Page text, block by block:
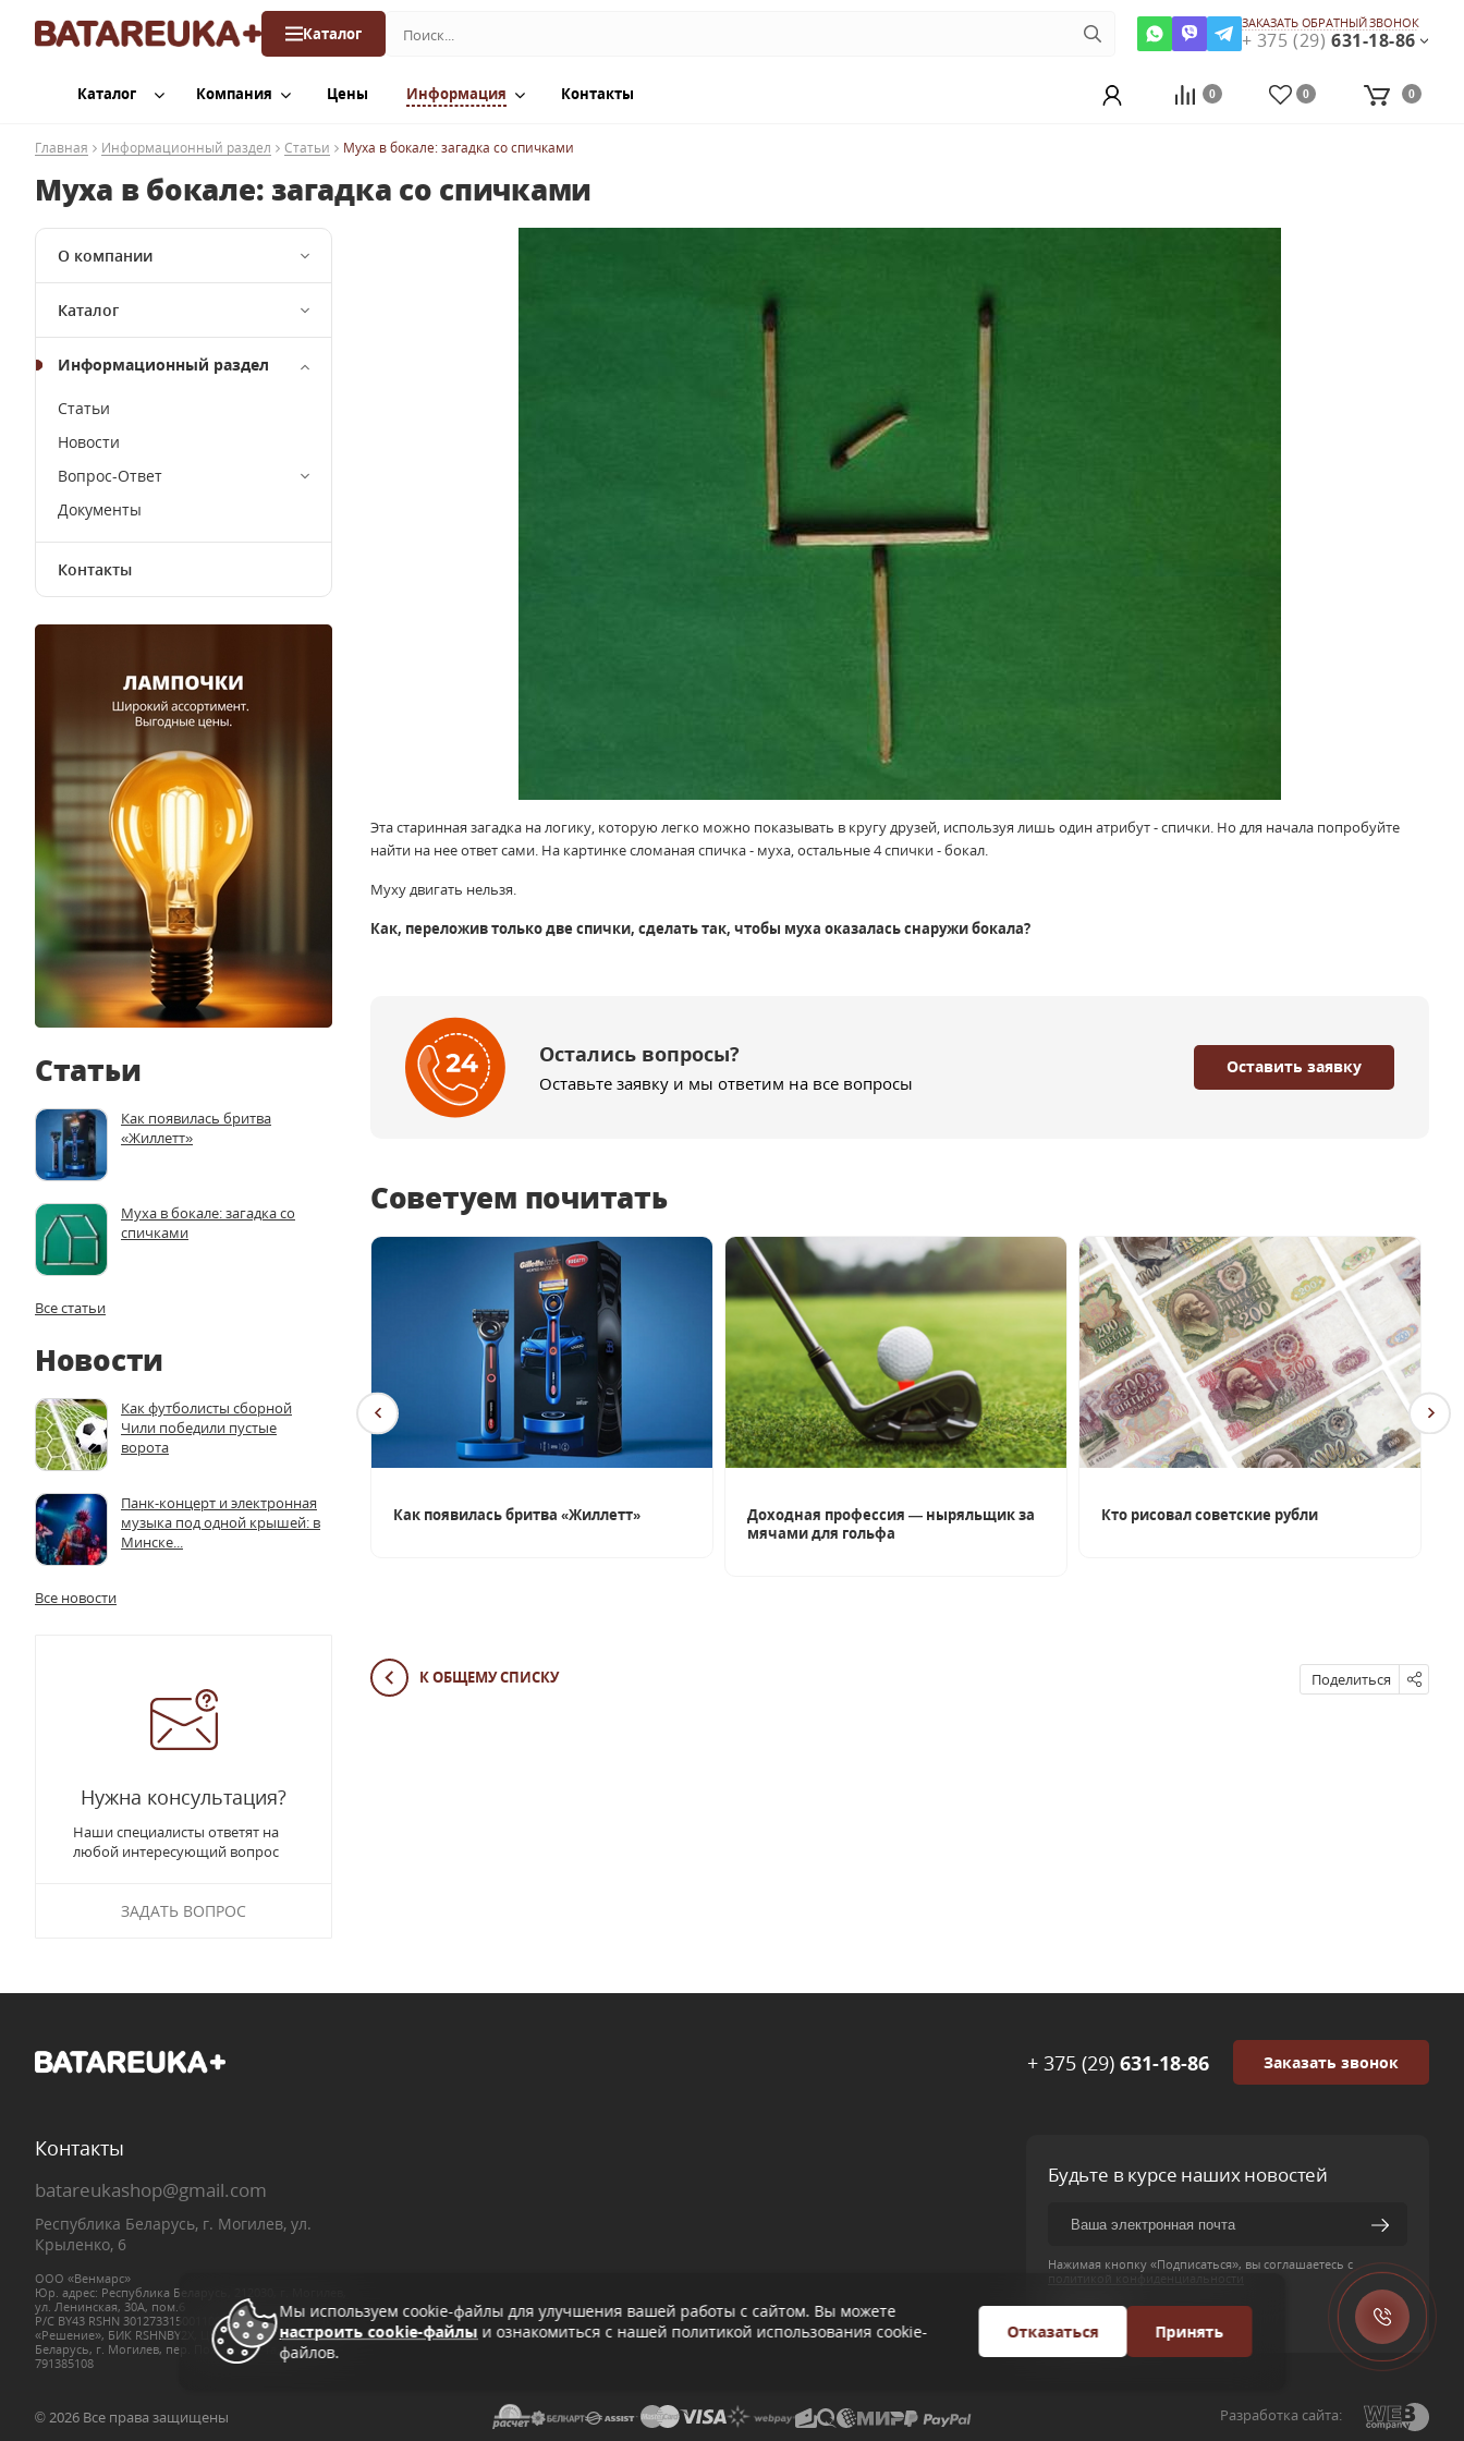
Каталог
ЗАКАЗАТЬ ОБРАТНЫЙ ЗВОНОК
+ 375 (29) 631-18-86
Каталог Компания Цены Информация Контакты 0 0 0
Главная Информационный раздел Статьи Муха в бокале: загадка со спичками
Муха в бокале: загадка со спичками
О компании
Каталог
Информационный раздел
Статьи
Новости
Вопрос-Ответ
Документы
Контакты
Статьи
Как появилась бритва
«Жиллетт»
Муха в бокале: загадка со
спичками
Все статьи
Новости
Как футболисты сборной
Чили победили пустые
ворота
Панк-концерт и электронная
музыка под одной крышей: в
Минске...
Все новости
Нужна консультация?
Наши специалисты ответят на
любой интересующий вопрос
ЗАДАТЬ ВОПРОС
Эта старинная загадка на логику, которую легко можно показывать в кругу друзей, используя лишь один атрибут - спички. Но для начала попробуйте
найти на нее ответ сами. На картинке сломаная спичка - муха, остальные 4 спички - бокал.
Муху двигать нельзя.
Как, переложив только две спички, сделать так, чтобы муха оказалась снаружи бокала?
Остались вопросы?
Оставьте заявку и мы ответим на все вопросы
Оставить заявку
Советуем почитать
Какая кислота разъедает стекло Как появилась бритва «Жиллетт»
Доходная профессия — ныряльщик за
мячами для гольфа
Кто рисовал советские рубли
К ОБЩЕМУ СПИСКУ Поделиться
+ 375 (29) 631-18-86 Заказать звонок
Контакты
batareukashop@gmail.com
Республика Беларусь, г. Могилев, ул.
Крыленко, 6
ООО «Венмарс»
Юр. адрес: Республика Беларусь, 212030, г. Могилев,
ул. Ленинская, 30А, пом.6
Р/С BY43 RSHN 30127331500110000000, в ЗАО «Банк
«Решение», БИК RSHNBY2X, ЦБУ № 08/01 Республика
Беларусь, г. Могилев, пер. Пожарный, 1а, УНП
791385108
Будьте в курсе наших новостей
Нажимая кнопку «Подписаться», вы соглашаетесь с
политикой конфиденциальности
© 2026 Все права защищены Разработка сайта:
Мы используем cookie-файлы для улучшения вашей работы с сайтом. Вы можете
настроить cookie-файлы и ознакомиться с нашей политикой использования cookie-
файлов.
Отказаться Принять